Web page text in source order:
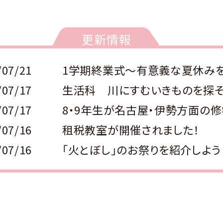
更新情報
21
17
生活科 川にすむいきものを探
17
16
租税教室が開催されました！
16
「火とぼし」のお祭りを紹介しよう